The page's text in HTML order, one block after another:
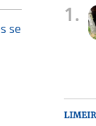
se
1.